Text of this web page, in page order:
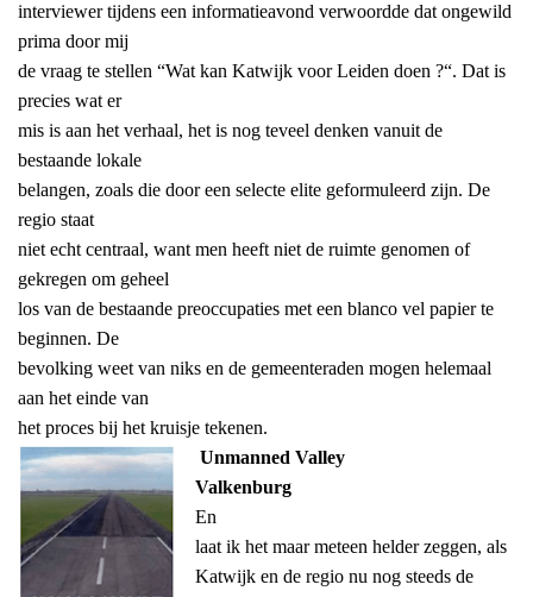
interviewer tijdens een informatieavond verwoordde dat ongewild
prima door mij
de vraag te stellen “Wat kan Katwijk voor Leiden doen ?“. Dat is
precies wat er
mis is aan het verhaal, het is nog teveel denken vanuit de
bestaande lokale
belangen, zoals die door een selecte elite geformuleerd zijn. De
regio staat
niet echt centraal, want men heeft niet de ruimte genomen of
gekregen om geheel
los van de bestaande preoccupaties met een blanco vel papier te
beginnen. De
bevolking weet van niks en de gemeenteraden mogen helemaal
aan het einde van
het proces bij het kruisje tekenen.
Unmanned Valley
Valkenburg
En
laat ik het maar meteen helder zeggen, als
Katwijk en de regio nu nog steeds de